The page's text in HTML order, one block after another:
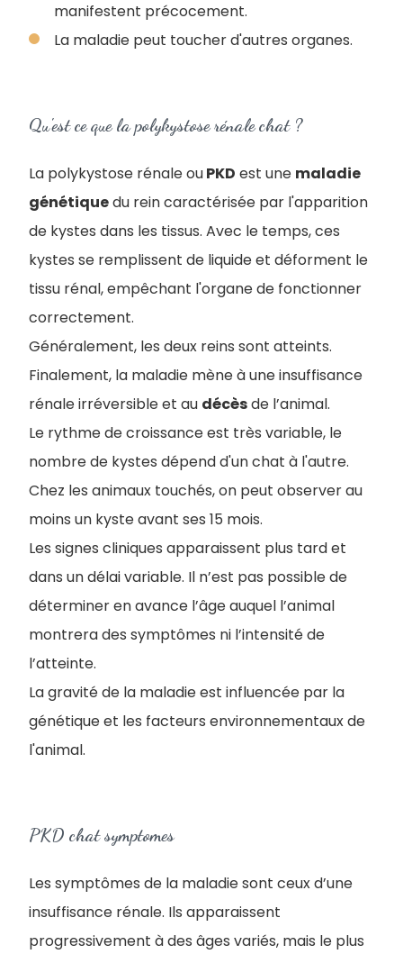
manifestent précocement.
La maladie peut toucher d'autres organes.
Qu'est ce que la polykystose rénale chat ?
La polykystose rénale ouPKD est une maladie
génétiquedu rein caractérisée par l'apparition
de kystes dans les tissus. Avec le temps, ces
kystes se remplissent de liquide et déforment le
tissu rénal, empêchant l'organe de fonctionner
correctement.
Généralement, les deux reins sont atteints.
Finalement, la maladie mène à une insuffisance
rénale irréversible et au décèsde l’animal.
Le rythme de croissance est très variable, le
nombre de kystes dépend d'un chat à l'autre.
Chez les animaux touchés, on peut observer au
moins un kyste avant ses 15 mois.
Les signes cliniques apparaissent plus tard et
dans un délai variable. Il n’est pas possible de
déterminer en avance l’âge auquel l’animal
montrera des symptômes ni l’intensité de
l’atteinte.
La gravité de la maladie est influencée par la
génétique et les facteurs environnementaux de
l'animal.
PKD chat symptomes
Les symptômes de la maladie sont ceux d’une
insuffisance rénale. Ils apparaissent
progressivement à des âges variés, mais le plus